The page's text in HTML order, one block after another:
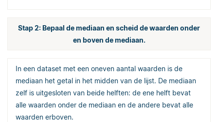
Stap 2: Bepaal de mediaan en scheid de waarden onder
en boven de mediaan.
In een dataset met een oneven aantal waarden is de
mediaan het getal in het midden van de lijst. De mediaan
zelf is uitgesloten van beide helften: de ene helft bevat
alle waarden onder de mediaan en de andere bevat alle
waarden erboven.